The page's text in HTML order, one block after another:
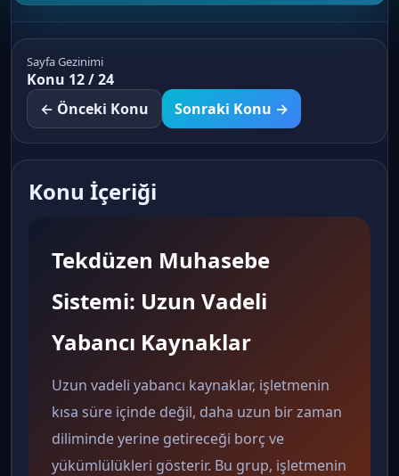
Sayfa Gezinimi
Konu 12 / 24
← Önceki Konu
Sonraki Konu →
Konu İçeriği
Tekdüzen Muhasebe
Sistemi: Uzun Vadeli
Yabancı Kaynaklar
Uzun vadeli yabancı kaynaklar, işletmenin
kısa süre içinde değil, daha uzun bir zaman
diliminde yerine getireceği borç ve
yükümlülükleri gösterir. Bu grup, işletmenin